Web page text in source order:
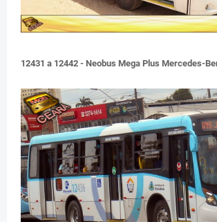
12431 a 12442 - Neobus Mega Plus Mercedes-